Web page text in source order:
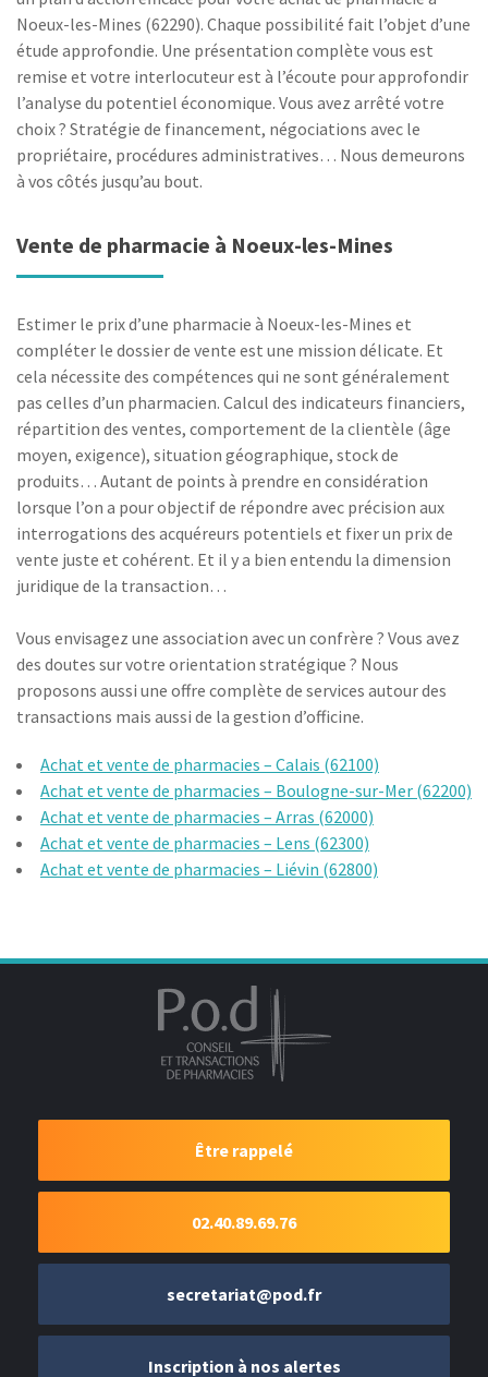
Noeux-les-Mines (62290). Chaque possibilité fait l’objet d’une
étude approfondie. Une présentation complète vous est
remise et votre interlocuteur est à l’écoute pour approfondir
l’analyse du potentiel économique. Vous avez arrêté votre
choix ? Stratégie de financement, négociations avec le
propriétaire, procédures administratives… Nous demeurons
à vos côtés jusqu’au bout.
Vente de pharmacie à Noeux-les-Mines
Estimer le prix d’une pharmacie à Noeux-les-Mines et
compléter le dossier de vente est une mission délicate. Et
cela nécessite des compétences qui ne sont généralement
pas celles d’un pharmacien. Calcul des indicateurs financiers,
répartition des ventes, comportement de la clientèle (âge
moyen, exigence), situation géographique, stock de
produits… Autant de points à prendre en considération
lorsque l’on a pour objectif de répondre avec précision aux
interrogations des acquéreurs potentiels et fixer un prix de
vente juste et cohérent. Et il y a bien entendu la dimension
juridique de la transaction…
Vous envisagez une association avec un confrère ? Vous avez
des doutes sur votre orientation stratégique ? Nous
proposons aussi une offre complète de services autour des
transactions mais aussi de la gestion d’officine.
Achat et vente de pharmacies – Calais (62100)
Achat et vente de pharmacies – Boulogne-sur-Mer (62200)
Achat et vente de pharmacies – Arras (62000)
Achat et vente de pharmacies – Lens (62300)
Achat et vente de pharmacies – Liévin (62800)
Être rappelé
02.40.89.69.76
secretariat@pod.fr
Inscription à nos alertes